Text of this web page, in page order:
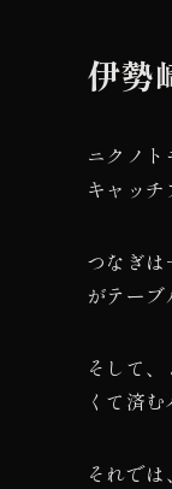
伊勢
ニクノ
キャッ
つなぎ
がテー
そして
くて済
それで